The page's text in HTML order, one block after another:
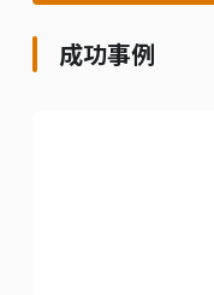
成功事例